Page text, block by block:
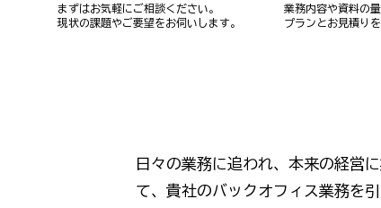
まずはお気軽にご相談ください。
現状の課題やご要望をお伺いします。
業務内容や資料の
プランとお見積り
日々の業務に追われ、本来の経営
て、貴社のバックオフィス業務を引